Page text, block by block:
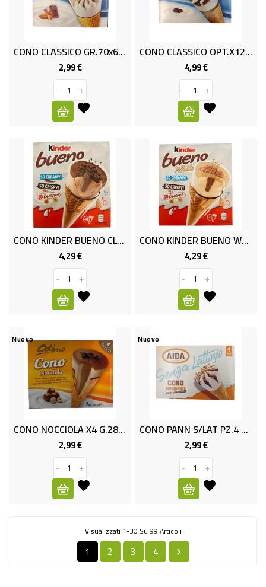
CONO CLASSICO GR.70x6 OPTIMO
2,99 €Prezzo
-
+
CONO CLASSICO OPT.x12 GR.840
4,99 €Prezzo
-
+
CONO KINDER BUENO CLASSIC X4
4,29 €Prezzo
-
+
CONO KINDER BUENO WHITE X4
4,29 €Prezzo
-
+
Nuovo
CONO NOCCIOLA X4 G.280 OPTIMO
2,99 €Prezzo
-
+
Nuovo
CONO PANN S/LAT PZ.4 GR320 OPT
2,99 €Prezzo
-
+
Visualizzati 1-30 Su 99 Articoli
1 2 3 4 